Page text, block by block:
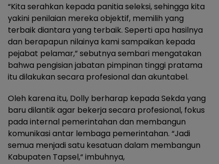
“Kita serahkan kepada panitia seleksi, sehingga kita
yakini penilaian mereka objektif, memilih yang
terbaik diantara yang terbaik. Seperti apa hasilnya
dan berapapun nilainya kami sampaikan kepada
pejabat pelamar,” sebutnya sembari mengatakan
bahwa pengisian jabatan pimpinan tinggi pratama
itu dilakukan secara profesional dan akuntabel.
Oleh karena itu, Dolly berharap kepada Sekda yang
baru dilantik agar bekerja secara profesional, fokus
pada internal pemerintahan dan membangun
komunikasi antar lembaga pemerintahan. “Jadi
semua menjadi satu kesatuan dalam membangun
Kabupaten Tapsel,“ imbuhnya,